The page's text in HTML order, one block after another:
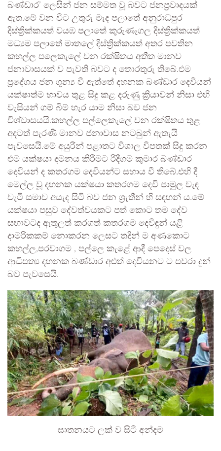
බණ්ඩාර’ ලෙසින් ජන සම්මත වූ බවට ජනප්‍රවාදයක්
ඇත.මේ වන විට උතුරු මැද පලාතේ අනුරාධපුර
දිස්ත්‍රික්කයත් වයඹ පලාතේ කුරුණෑගල දිස්ත්‍රික්කයත්
මධ්‍යම පලාතේ මාතලේ දිස්ත්‍රික්කයත් අතර පවතින
කහල්ල පලෙකැලේ වන රක්ෂිතය අතීත මානව
ජනාවාසයක් ව පැවති බවට ද තොරතුරු තිබේ.එම
ප්‍රදේශය ජන ශූන්‍ය වී ඇත්තේ දහනක බණ්ඩාර දෙවියන්
යක්ෂාත්ම භාවය තුළ සිදු කළ දරුණු ක්‍රියාවන් නිසා එහි
වැසියන් ගම් බිම් හැර යාම නිසා බව ජන
විශ්වාසයයි.කහල්ල පල්ලෙකැලේ වන රක්ෂිතය තුළ
අදටත් පැරණි මානව ජනාවාස නටබුන් ඇතැයි
පැවසෙයි.මේ අයුරින් පළාතට විශාල විපතක් සිදු කරන
එම යක්ෂයා දමනය කිරීමට රිදීගම කුමාර බණ්ඩාර
දෙවියන් ද කතරගම දෙවියන්ට සහාය වී තිබේ.එහි දී
මෙල්ල වූ දහනක යක්ෂයා කතරගම දෙවි පාමුල වැඳ
වැටී සමාව අයැද සිටි බව ජන ශ්‍රැතීන් හි සඳහන් ය.මේ
යක්ෂයා පසුව දේවත්වයකට පත් කොට තම දේව
සභාවටද ඇතුලත් කරගත් කතරගම දෙවිඳුන් යළි
දාමරිකකම් නොකරන ලෙසට තදින් ම අණකොට
කහල්ල,පරවාගම , පල්ලෙ කැළේ ආදී පෙදෙස් වල
ආධිපත්‍ය දහනක බණ්ඩාර අළුත් දෙවියනට ට පවරා දුන්
බව පැවසෙයි.
ඝාතනයට ලක් ව සිටි අන්දම